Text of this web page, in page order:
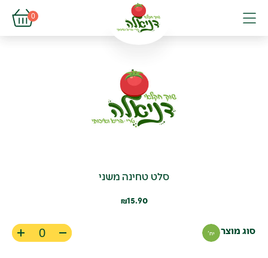
0
פתיחת
פתיחת
סלט טחינה משני
₪15.90
סוג מוצר יח'